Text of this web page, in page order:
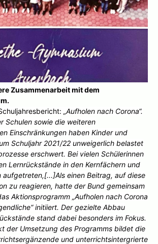
Zusammenarbeit mit dem
„Aufholen nach Corona“.
Schulen sowie die weiteren
Einschränkungen haben Kinder und
Schuljahr 2021/22 unweigerlich belastet
erschwert. Bei vielen Schülerinnen
Lernrückstände in den Kernfächern und
aufgetreten,[...]Als einen Beitrag, auf diese
zu reagieren, hatte der Bund gemeinsam
Aktionsprogramm „Aufholen nach Corona
initiiert. Der gezielte Abbau
stand dabei besonders im Fokus.
der Umsetzung des Programms bildet die
und unterrichtsintergrierte